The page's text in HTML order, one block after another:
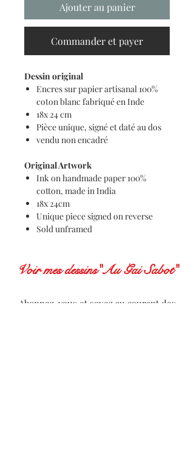
Ajouter au panier
Commander et payer
Dessin original
Encres sur papier artisanal 100%
coton blanc fabriqué en Inde
18x 24 cm
Pièce unique, signé et daté au dos
vendu non encadré
Original Artwork
Ink on handmade paper 100%
cotton, made in India
18x 24cm
Unique piece signed on reverse
Sold unframed
Voir mes dessins"Au Gai Sabot"
Abonnez-vous et soyez au courant des